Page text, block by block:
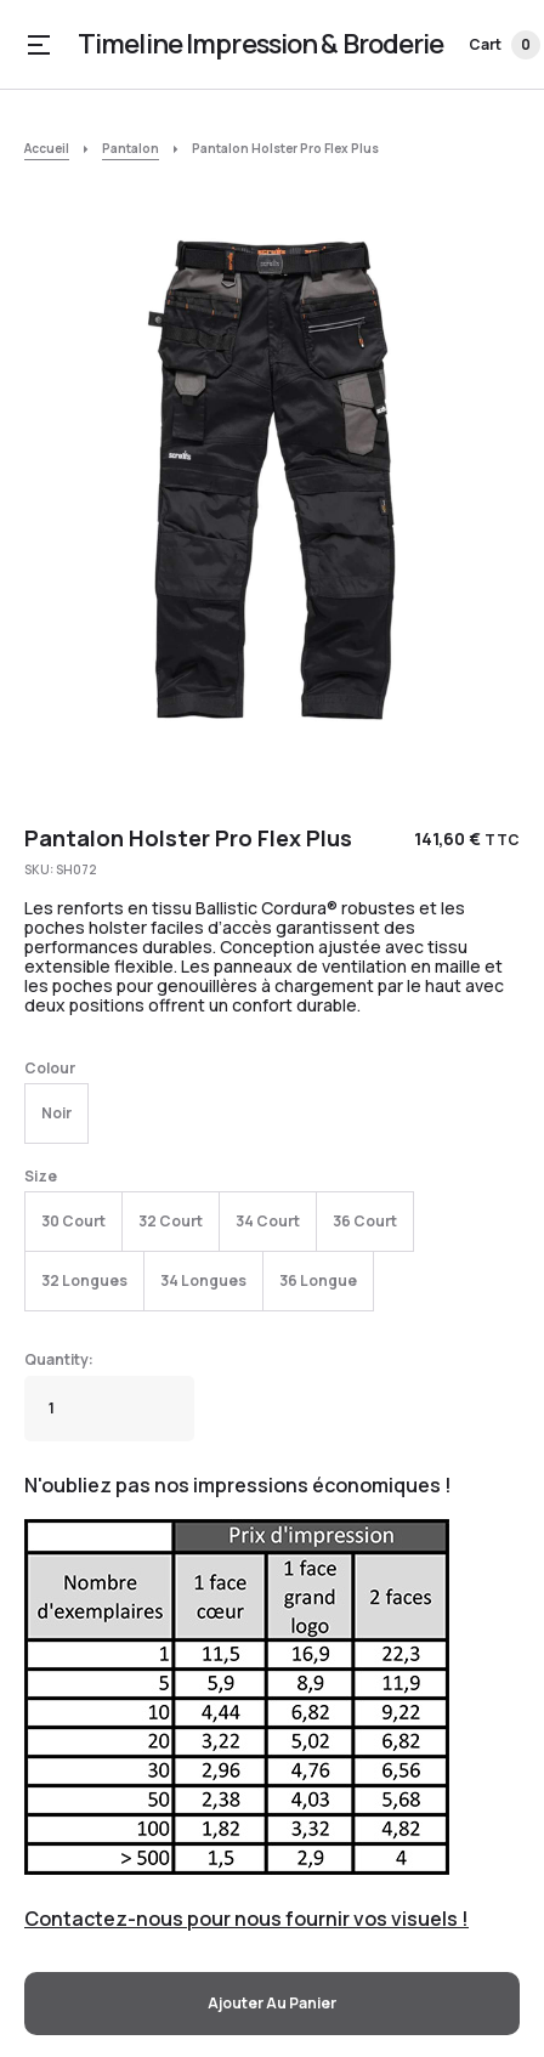
Timeline Impression & Broderie Cart 0
Accueil Pantalon Pantalon Holster Pro Flex Plus
Pantalon Holster Pro Flex Plus 141,60 € TTC
SKU: SH072
Les renforts en tissu Ballistic Cordura® robustes et les
poches holster faciles d’accès garantissent des
performances durables. Conception ajustée avec tissu
extensible flexible. Les panneaux de ventilation en maille et
les poches pour genouillères à chargement par le haut avec
deux positions offrent un confort durable.
Colour
Noir
Size
30 Court 32 Court 34 Court 36 Court
32 Longues 34 Longues 36 Longue
N'oubliez pas nos impressions économiques !
Contactez-nous pour nous fournir vos visuels !
Ajouter Au Panier